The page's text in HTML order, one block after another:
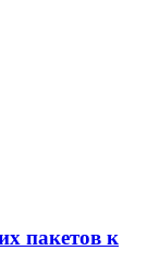
пакетов к